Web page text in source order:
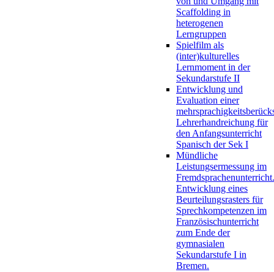
Scaffolding in
heterogenen
Lerngruppen
Spielfilm als
(inter)kulturelles
Lernmoment in der
Sekundarstufe II
Entwicklung und
Evaluation einer
Lehrerhandreichung für
den Anfangsunterricht
Spanisch der Sek I
Mündliche
Leistungsermessung im
Fremdsprachenunterricht.
Entwicklung eines
Beurteilungsrasters für
Sprechkompetenzen im
Französischunterricht
zum Ende der
gymnasialen
Sekundarstufe I in
Bremen.